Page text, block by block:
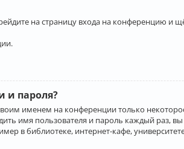
на страницу входа на конференцию и
и пароля?
именем на конференции только
имя пользователя и пароль каждый раз,
в библиотеке, интернет-кафе, университете